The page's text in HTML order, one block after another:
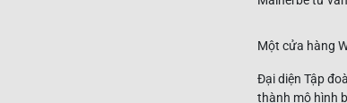
Một cửa hàng
Đại diện Tập
thành mô hình